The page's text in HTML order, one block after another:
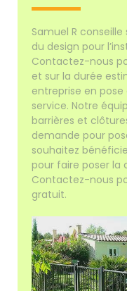
Samuel R
du design pour
Contactez-nous
et sur la durée
entreprise en
service. Notre
barrières et
demande pour
souhaitez
pour faire poser la
Contactez-nous
gratuit.